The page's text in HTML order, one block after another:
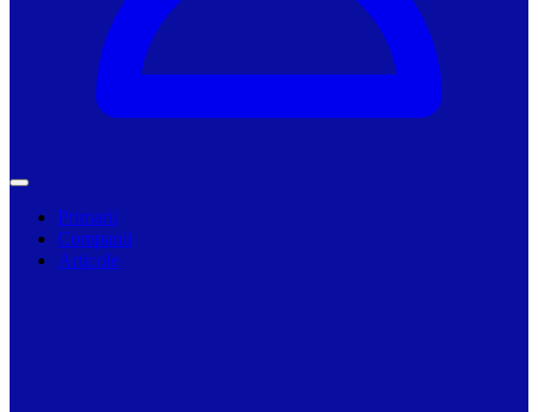
Primarii
Companii
Articole